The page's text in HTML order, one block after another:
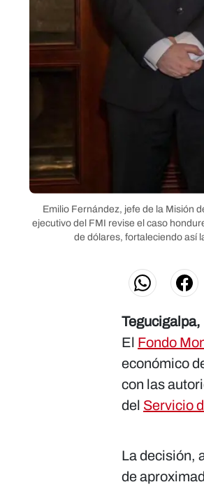
Emilio Fernández, jefe de la Misión
ejecutivo del FMI revise el caso
de dólares, fortaleciendo así
El Fondo
económico
con las
del Servicio
La decisión,
de